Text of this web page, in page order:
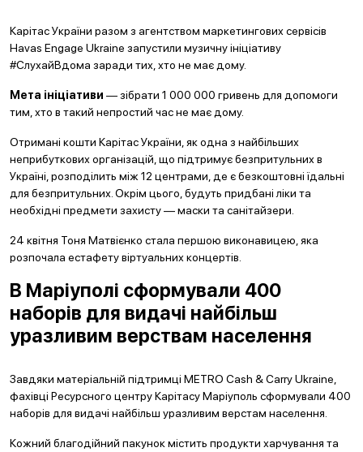
Карітас України разом з агентством маркетингових сервісів
Havas Engage Ukraine запустили музичну ініціативу
#СлухайВдома заради тих, хто не має дому.
Мета ініціативи — зібрати 1 000 000 гривень для допомоги
тим, хто в такий непростий час не має дому.
Отримані кошти Карітас України, як одна з найбільших
неприбуткових організацій, що підтримує безпритульних в
Україні, розподілить між 12 центрами, де є безкоштовні їдальні
для безпритульних. Окрім цього, будуть придбані ліки та
необхідні предмети захисту — маски та санітайзери.
24 квітня Тоня Матвієнко стала першою виконавицею, яка
розпочала естафету віртуальних концертів.
В Маріуполі сформували 400
наборів для видачі найбільш
уразливим верствам населення
Завдяки матеріальній підтримці METRO Cash & Carry Ukraine,
фахівці Ресурсного центру Карітасу Маріуполь сформували 400
наборів для видачі найбільш уразливим верстам населення.
Кожний благодійний пакунок містить продукти харчування та